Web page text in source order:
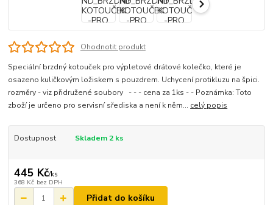
Ohodnotit produkt
Speciální brzdný kotouček pro výpletové drátové kolečko, které je
osazeno kuličkovým ložiskem s pouzdrem. Uchycení protikluzu na špici.
rozměry - viz přidružené soubory - - - cena za 1ks - - Poznámka: Toto
zboží je určeno pro servisní sřediska a není k něm... celý popis
Dostupnost Skladem 2 ks
445 Kč/ks
368 Kč bez DPH
Přidat do košíku